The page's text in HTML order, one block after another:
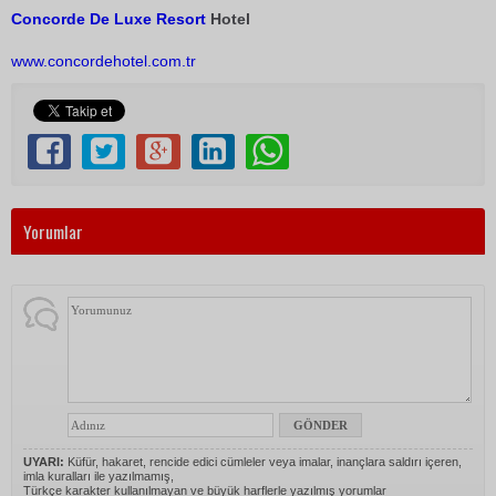
Concorde De Luxe Resort Hotel
www.concordehotel.com.tr
Yorumlar
UYARI: Küfür, hakaret, rencide edici cümleler veya imalar, inançlara saldırı içeren,
imla kuralları ile yazılmamış,
Türkçe karakter kullanılmayan ve büyük harflerle yazılmış yorumlar